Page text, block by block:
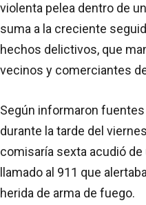
violenta pelea dentro de
suma a la creciente
hechos delictivos, que
vecinos y comerciantes
Según informaron
durante la tarde del
comisaría sexta acudió
llamado al 911 que
herida de arma de fuego.